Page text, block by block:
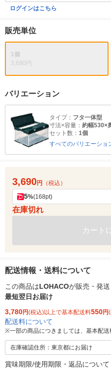
ログインはこちら
販売単位
1個
3,690円
バリエーション
タイプ： フタ一体型
寸法×容量： 約幅530×
セット数： 1個
すべてのバリエーショ
3,690円 （税込）
5%(168pt)
在庫切れ
カート
配送情報・送料について
この商品はLOHACOが販売・発送
最短翌日お届け
3,780円(税込)以上で基本配送料550円
配送料について
※一部の商品につきましては、基本配送
在庫確認住所：東京都にお届け
賞味期限/使用期限・返品について